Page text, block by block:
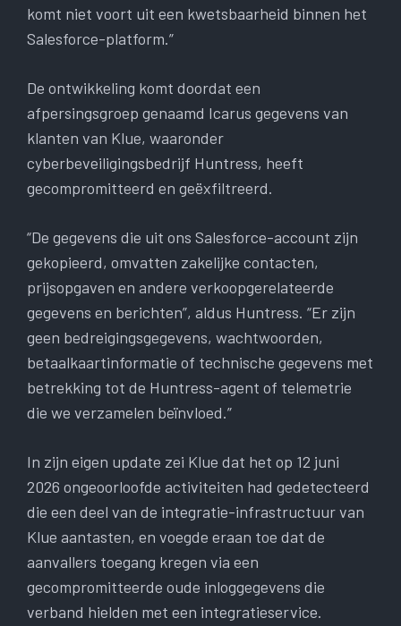
komt niet voort uit een kwetsbaarheid binnen het
Salesforce-platform.”
De ontwikkeling komt doordat een
afpersingsgroep genaamd Icarus gegevens van
klanten van Klue, waaronder
cyberbeveiligingsbedrijf Huntress, heeft
gecompromitteerd en geëxfiltreerd.
“De gegevens die uit ons Salesforce-account zijn
gekopieerd, omvatten zakelijke contacten,
prijsopgaven en andere verkoopgerelateerde
gegevens en berichten”, aldus Huntress. “Er zijn
geen bedreigingsgegevens, wachtwoorden,
betaalkaartinformatie of technische gegevens met
betrekking tot de Huntress-agent of telemetrie
die we verzamelen beïnvloed.”
In zijn eigen update zei Klue dat het op 12 juni
2026 ongeoorloofde activiteiten had gedetecteerd
die een deel van de integratie-infrastructuur van
Klue aantasten, en voegde eraan toe dat de
aanvallers toegang kregen via een
gecompromitteerde oude inloggegevens die
verband hielden met een integratieservice.